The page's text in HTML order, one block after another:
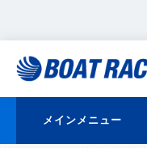
メインメニュー